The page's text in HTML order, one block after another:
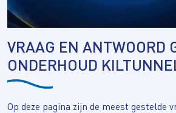
VRAAG EN ANTWOORD
ONDERHOUD
Op deze pagina zijn de meest gestelde